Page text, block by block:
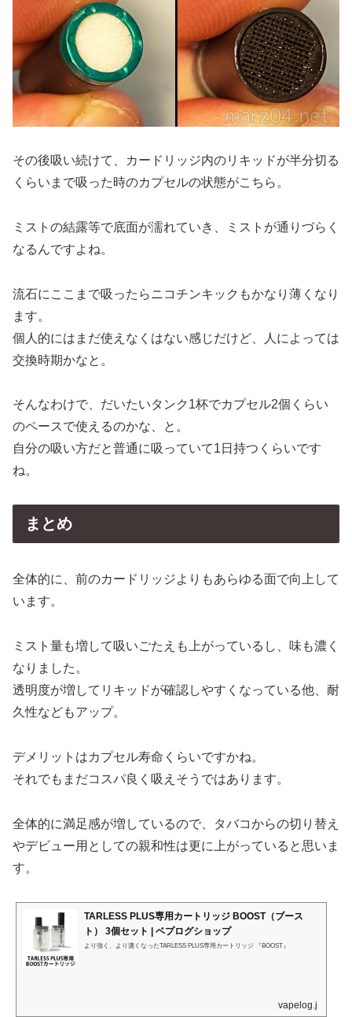
その後吸い続けて、カードリッジ内のリキッドが半分切る
くらいまで吸った時のカプセルの状態がこちら。
ミストの結露等で底面が濡れていき、ミストが通りづらく
なるんですよね。
流石にここまで吸ったらニコチンキックもかなり薄くなり
ます。
個人的にはまだ使えなくはない感じだけど、人によっては
交換時期かなと。
そんなわけで、だいたいタンク1杯でカプセル2個くらい
のペースで使えるのかな、と。
自分の吸い方だと普通に吸っていて1日持つくらいです
ね。
まとめ
全体的に、前のカードリッジよりもあらゆる面で向上して
います。
ミスト量も増して吸いごたえも上がっているし、味も濃く
なりました。
透明度が増してリキッドが確認しやすくなっている他、耐
久性などもアップ。
デメリットはカプセル寿命くらいですかね。
それでもまだコスパ良く吸えそうではあります。
全体的に満足感が増しているので、タバコからの切り替え
やデビュー用としての親和性は更に上がっていると思いま
す。
TARLESS PLUS専用カートリッジ BOOST（ブース
ト） 3個セット | ベプログショップ
より強く、より濃くなったTARLESS PLUS専用カートリッジ 『BOOST』
vapelog.jp